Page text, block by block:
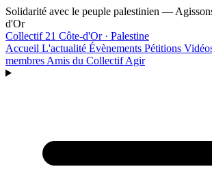
Aller au contenu principal
Solidarité avec le peuple palestinien —
d'Or
Collectif 21 Côte-d'Or · Palestine
Accueil L'actualité Évènements Pétitions
membres Amis du CollectifAgir